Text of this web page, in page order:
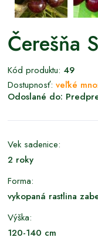
Čerešňa
Kód produktu: 49
Dostupnosť: veľké
Odoslané do:
Vek sadenice:
2 roky
Forma:
vykopaná rastlina
Výška:
120-140 cm